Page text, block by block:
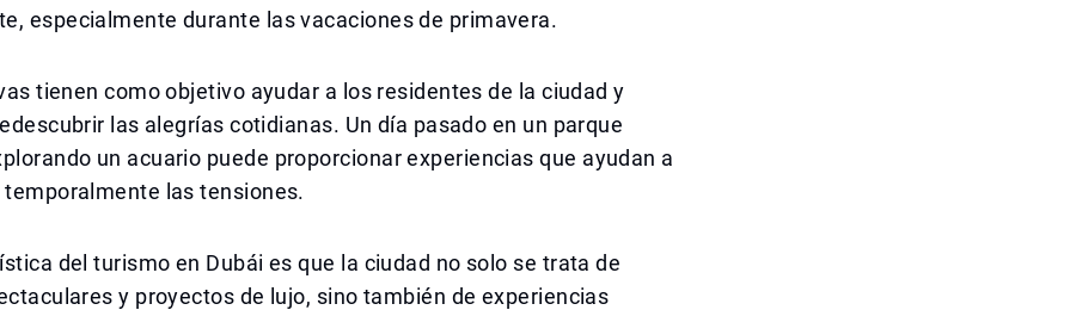
especialmente durante las vacaciones de primavera.
tienen como objetivo ayudar a los residentes de la ciudad y
las alegrías cotidianas. Un día pasado en un parque
un acuario puede proporcionar experiencias que ayudan a
temporalmente las tensiones.
del turismo en Dubái es que la ciudad no solo se trata de
y proyectos de lujo, sino también de experiencias